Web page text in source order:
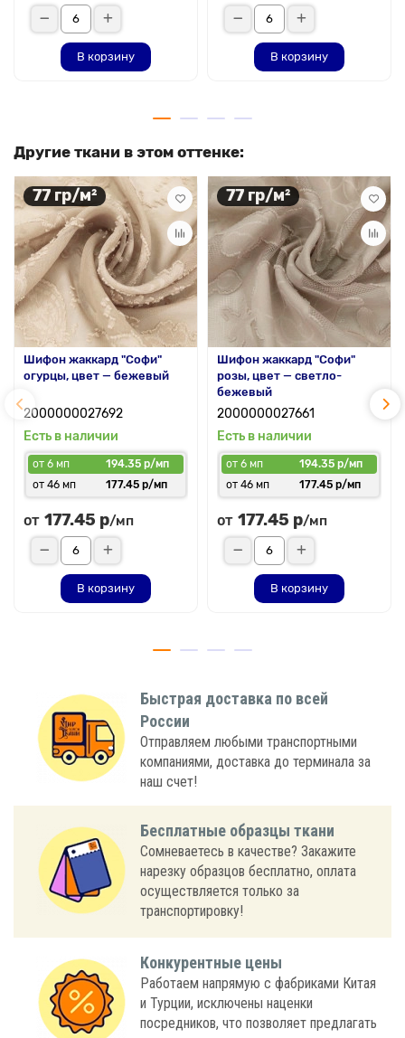
В корзину В корзину
Другие ткани в этом оттенке:
77 гр/м²
Шифон жаккард "Софи"
огурцы, цвет — бежевый
2000000027692
Есть в наличии
от 6 мп
194.35 р/мп
от 46 мп
177.45 р/мп
от 177.45 р/мп
В корзину
77 гр/м²
Шифон жаккард "Софи"
розы, цвет — светло-
бежевый
2000000027661
Есть в наличии
от 6 мп
194.35 р/мп
от 46 мп
177.45 р/мп
от 177.45 р/мп
В корзину
Быстрая доставка по всей
России
Отправляем любыми транспортными
компаниями, доставка до терминала за
наш счет!
Бесплатные образцы ткани
Сомневаетесь в качестве? Закажите
нарезку образцов бесплатно, оплата
осуществляется только за
транспортировку!
Конкурентные цены
Работаем напрямую с фабриками Китая
и Турции, исключены наценки
посредников, что позволяет предлагать